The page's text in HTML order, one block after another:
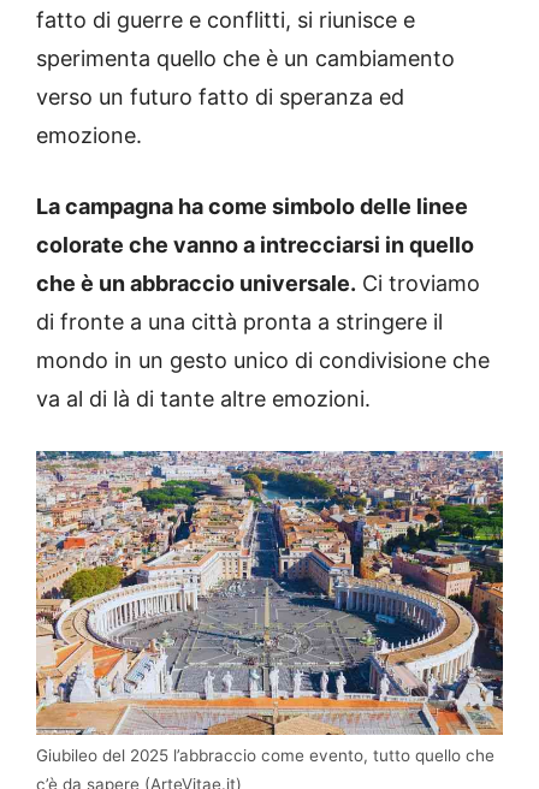
fatto di guerre e conflitti, si riunisce e
sperimenta quello che è un cambiamento
verso un futuro fatto di speranza ed
emozione.
La campagna ha come simbolo delle linee
colorate che vanno a intrecciarsi in quello
che è un abbraccio universale. Ci troviamo
di fronte a una città pronta a stringere il
mondo in un gesto unico di condivisione che
va al di là di tante altre emozioni.
Giubileo del 2025 l’abbraccio come evento, tutto quello che
c’è da sapere (ArteVitae.it)